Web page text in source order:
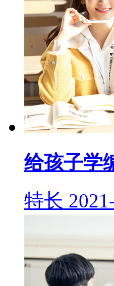
给孩子学
特长